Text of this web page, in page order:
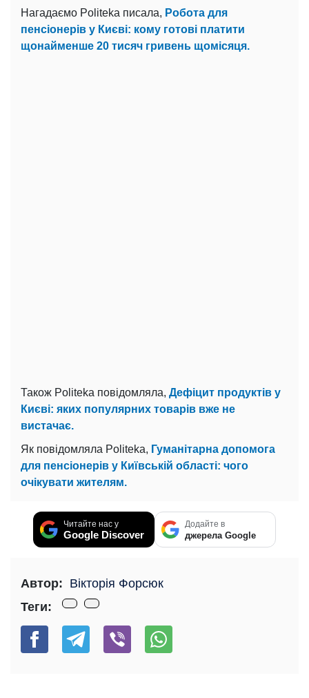
Нагадаємо Politeka писала, Робота для
пенсіонерів у Києві: кому готові платити
щонайменше 20 тисяч гривень щомісяця.
Також Politeka повідомляла, Дефіцит продуктів у
Києві: яких популярних товарів вже не
вистачає.
Як повідомляла Politeka, Гуманітарна допомога
для пенсіонерів у Київській області: чого
очікувати жителям.
Читайте нас у
Google Discover
Додайте в
джерела Google
Автор: Вікторія Форсюк
Теги: